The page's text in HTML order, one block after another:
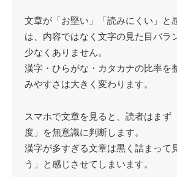
文章が「お堅い」「読みにくい」と
は、内容ではなく文字の見た目バラ
少なくありません。
漢字・ひらがな・カタカナの比率を
みやすさは大きく変わります。
スマホで文章を見ると、読者はまず
度」を無意識に判断します。
漢字が多すぎる文章は黒く詰まって
う」と感じさせてしまいます。